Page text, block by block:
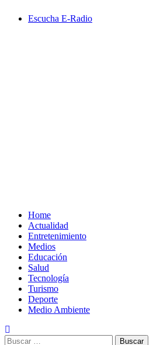
Escucha E-Radio
Home
Actualidad
Entretenimiento
Medios
Educación
Salud
Tecnología
Turismo
Deporte
Medio Ambiente
Buscar: